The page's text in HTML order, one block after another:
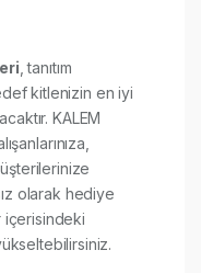
, tanıtım
kitlenizin en iyi
KALEM
olarak hediye
içerisindeki